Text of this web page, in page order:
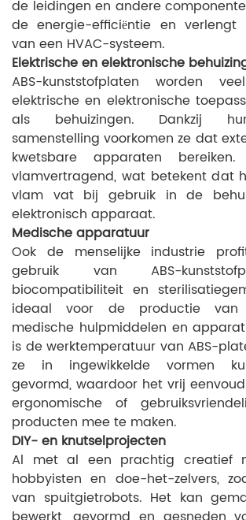
de leidingen en andere
de energie-efficiëntie en verlengt
van een HVAC-systeem.
Elektrische en elektronische
ABS-kunststofplaten worden
elektrische en elektronische
als behuizingen. Dankzij
samenstelling voorkomen ze dat
kwetsbare apparaten
vlamvertragend, wat betekent dat
vlam vat bij gebruik in de
elektronisch apparaat.
Medische apparatuur
Ook de menselijke industrie
gebruik van ABS-
biocompatibiliteit en
ideaal voor de productie van
medische hulpmiddelen en
is de werktemperatuur van ABS-
ze in ingewikkelde vormen
gevormd, waardoor het vrij
ergonomische of
producten mee te maken.
DIY- en knutselprojecten
Al met al een prachtig creatief
hobbyisten en doe-het-zelvers,
van spuitgietrobots. Het kan